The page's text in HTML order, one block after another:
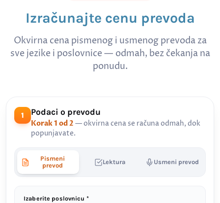
Izračunajte cenu prevoda
Okvirna cena pismenog i usmenog prevoda za
sve jezike i poslovnice — odmah, bez čekanja na
ponudu.
1 Podaci o prevodu
Korak 1 od 2 — okvirna cena se računa odmah, dok
popunjavate.
Pismeni
prevod
Lektura Usmeni prevod
Izaberite poslovnicu *